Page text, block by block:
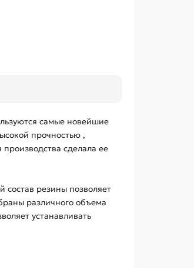
самые новейшие
прочностью ,
производства сделала ее
резины позволяет
различного объема
устанавливать